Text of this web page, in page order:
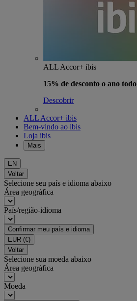
ALL Accor+ ibis
15% de desconto o ano todo
Descobrir
ALL Accor+ ibis
Bem-vindo ao ibis
Loja ibis
Mais
EN
Voltar
Selecione seu país e idioma abaixo
Área geográfica
País/região-idioma
Confirmar meu país e idioma
EUR (€)
Voltar
Selecione sua moeda abaixo
Área geográfica
Moeda